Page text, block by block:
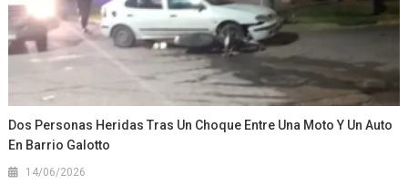
Dos Personas Heridas Tras Un Choque Entre Una Moto Y Un Auto
En Barrio Galotto
14/06/2026